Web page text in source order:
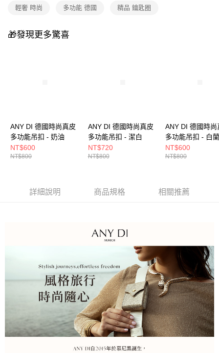
輕奢 時尚 多功能 德國 精品 鑰匙圈
🎁發現更多驚喜
ANY DI 德國時尚真皮
多功能吊扣 - 奶油
NT$600
NT$800
ANY DI 德國時尚真皮
多功能吊扣 - 潔白
NT$720
NT$800
ANY DI 德國時尚
多功能吊扣 - 白
NT$600
NT$800
詳細說明 商品規格 相關推薦